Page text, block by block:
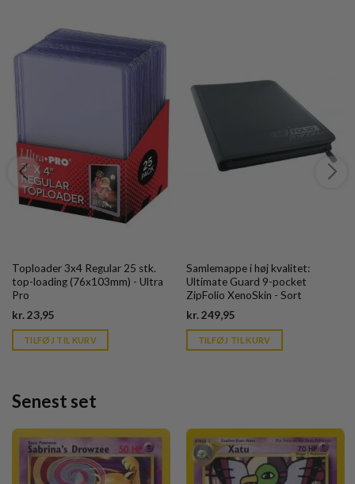
Toploader 3x4 Regular 25 stk.
top-loading (76x103mm) - Ultra
Pro
kr.23,95
is:
kr. 39,95.
TILFØJ TIL KURV
Samlemappe i høj kvalitet:
Ultimate Guard 9-pocket
ZipFolio XenoSkin - Sort
kr.249,95Current
is:
kr. 39,95.
TILFØJ TIL KURV
Senest set